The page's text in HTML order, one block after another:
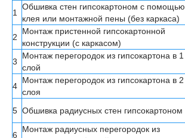
1
Обшивка стен гипсокартоном с помощью
клея или монтажной пены (без каркаса)
2
Монтаж пристенной гипсокартонной
конструкции (с каркасом)
3
Монтаж перегородок из гипсокартона в 1
слой
4
Монтаж перегородок из гипсокартона в 2
слоя
5 Обшивка радиусных стен гипсокартоном
6
Монтаж радиусных перегородок из